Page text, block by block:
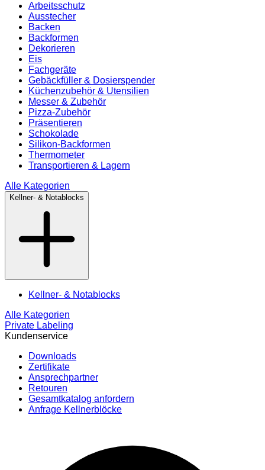
Arbeitsschutz
Ausstecher
Backen
Backformen
Dekorieren
Eis
Fachgeräte
Gebäckfüller & Dosierspender
Küchenzubehör & Utensilien
Messer & Zubehör
Pizza-Zubehör
Präsentieren
Schokolade
Silikon-Backformen
Thermometer
Transportieren & Lagern
Alle Kategorien
Kellner- & Notablocks
Kellner- & Notablocks
Alle Kategorien
Private Labeling
Kundenservice
Downloads
Zertifikate
Ansprechpartner
Retouren
Gesamtkatalog anfordern
Anfrage Kellnerblöcke